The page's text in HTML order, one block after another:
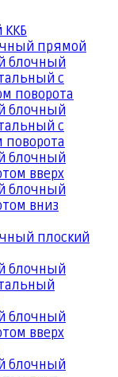
ККБ
прямой
блочный
с
поворота
блочный
с
блочный
вверх
блочный
вниз
плоский
блочный
блочный
вверх
блочный